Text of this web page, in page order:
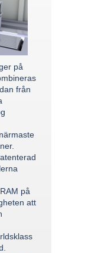
på
från
på
att